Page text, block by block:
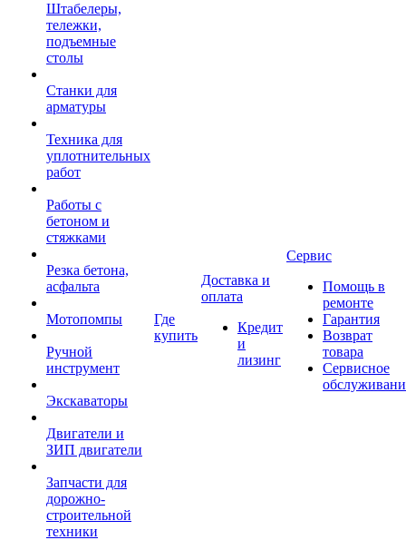
Штабелеры,
тележки,
подъемные
столы
Станки для
арматуры
Техника для
уплотнительных
работ
Работы с
бетоном и
стяжками
Резка бетона,
асфальта
Мотопомпы
Ручной
инструмент
Экскаваторы
Двигатели и
ЗИП двигатели
Запчасти для
дорожно-
строительной
техники
Где
купить
Доставка и
оплата
Кредит
и
лизинг
Сервис
Помощь в
ремонте
Гарантия
Возврат
товара
Сервисное